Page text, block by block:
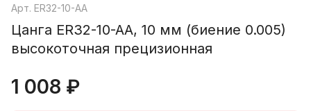
Арт. ER32-10-AA
Цанга ER32-10-AA, 10 мм (биение 0.005)
высокоточная прецизионная
1 008 ₽